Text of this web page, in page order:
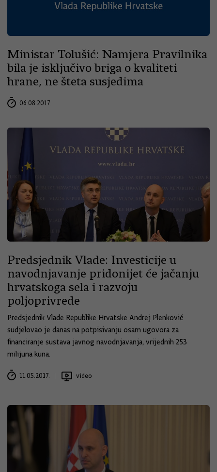
Ministar Tolušić: Namjera Pravilnika
bila je isključivo briga o kvaliteti
hrane, ne šteta susjedima
06.08.2017.
Predsjednik Vlade: Investicije u
navodnjavanje pridonijet će jačanju
hrvatskoga sela i razvoju
poljoprivrede
Predsjednik Vlade Republike Hrvatske Andrej Plenković
sudjelovao je danas na potpisivanju osam ugovora za
financiranje sustava javnog navodnjavanja, vrijednih 253
milijuna kuna.
11.05.2017. video